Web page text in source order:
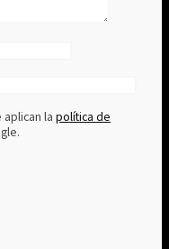
aplican la política de